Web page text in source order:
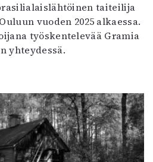
taiteilija
vuoden 2025 alkaessa.
työskentelevää Gramia
yhteydessä.